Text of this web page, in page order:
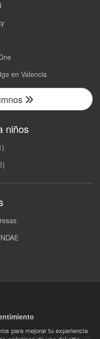
en Valencia
niños
para mejorar tu experiencia